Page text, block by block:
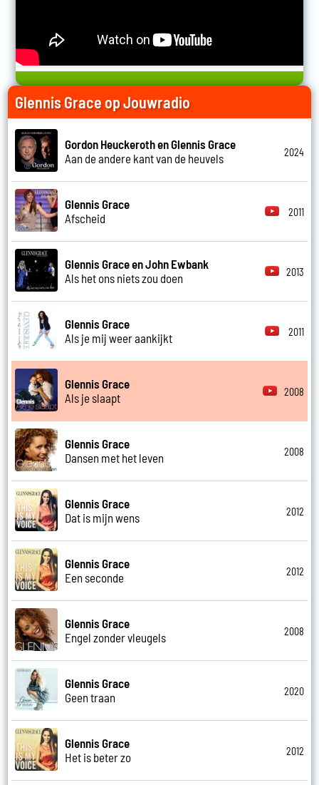
Glennis Grace op Jouwradio
Gordon Heuckeroth en Glennis Grace
Aan de andere kant van de heuvels
2024
Glennis Grace
Afscheid
2011
Glennis Grace en John Ewbank
Als het ons niets zou doen
2013
Glennis Grace
Als je mij weer aankijkt
2011
Glennis Grace
Als je slaapt
2008
Glennis Grace
Dansen met het leven
2008
Glennis Grace
Dat is mijn wens
2012
Glennis Grace
Een seconde
2012
Glennis Grace
Engel zonder vleugels
2008
Glennis Grace
Geen traan
2020
Glennis Grace
Het is beter zo
2012